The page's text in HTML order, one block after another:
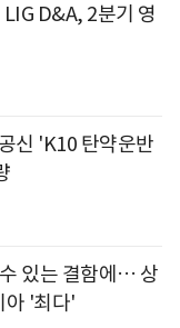
D&A, 2분기 영
신 'K10 탄약운반
있는 결함에… 상
아 '최다'